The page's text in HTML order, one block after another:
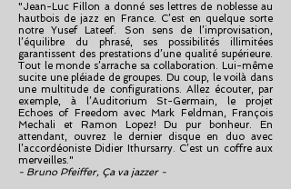
"Jean-Luc Fillon a donné ses lettres de noblesse au
hautbois de jazz en France. C’est en quelque sorte
notre Yusef Lateef. Son sens de l’improvisation,
l’équilibre du phrasé, ses possibilités illimitées
garantissent des prestations d’une qualité supérieure.
Tout le monde s’arrache sa collaboration. Lui-même
sucite une pléiade de groupes. Du coup, le voilà dans
une multitude de configurations. Allez écouter, par
exemple, à l’Auditorium St-Germain, le projet
Echoes of Freedom avec Mark Feldman, François
Mechali et Ramon Lopez! Du pur bonheur. En
attendant, ouvrez le dernier disque en duo avec
l’accordéoniste Didier Ithursarry. C’est un coffre aux
merveilles."
- Bruno Pfeiffer, Ça va jazzer -